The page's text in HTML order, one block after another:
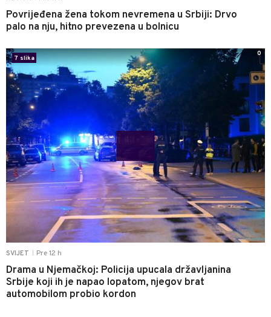
Povrijeđena žena tokom nevremena u Srbiji: Drvo
palo na nju, hitno prevezena u bolnicu
SVIJET Pre 12 h
Drama u Njemačkoj: Policija upucala državljanina
Srbije koji ih je napao lopatom, njegov brat
automobilom probio kordon
7 slika
0